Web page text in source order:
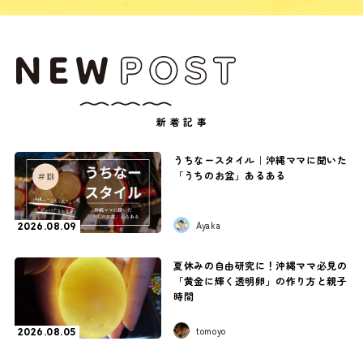
新着記事
2026.08.09
うちなースタイル｜沖縄ママに聞いた
「うちのお盆」あるある
Ayaka
2026.08.05
夏休みの自由研究に！沖縄ママ必見の
「黄金に輝く透明卵」の作り方と親子
時間
tomoyo